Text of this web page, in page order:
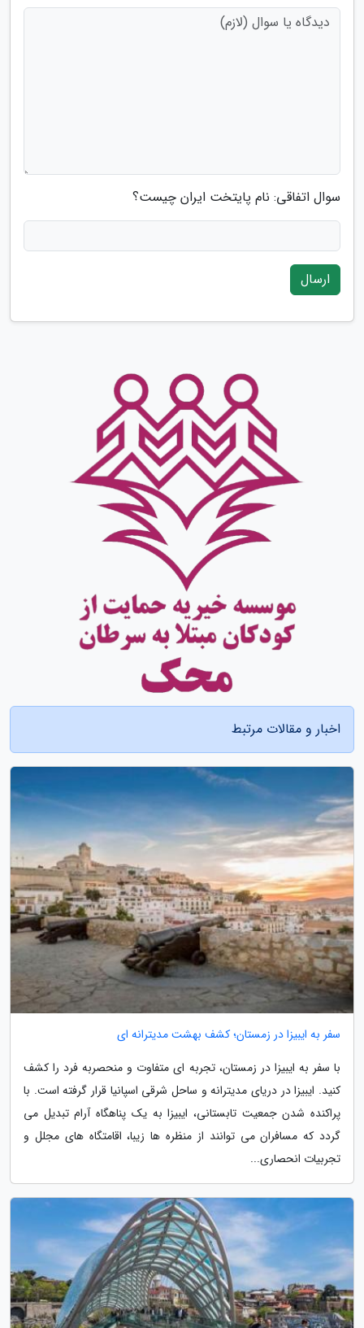
سوال اتفاقی: نام پایتخت ایران چیست؟
ارسال
اخبار و مقالات مرتبط
سفر به ایبیزا در زمستان؛ کشف بهشت مدیترانه ای
با سفر به ایبیزا در زمستان، تجربه ای متفاوت و منحصربه فرد را کشف
کنید. ایبیزا در دریای مدیترانه و ساحل شرقی اسپانیا قرار گرفته است. با
پراکنده شدن جمعیت تابستانی، ایبیزا به یک پناهگاه آرام تبدیل می
گردد که مسافران می توانند از منظره ها زیبا، اقامتگاه های مجلل و
تجربیات انحصاری...